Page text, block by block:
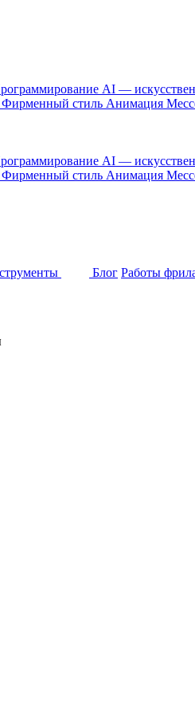
AI —
Фирменный стиль Анимация
AI —
Фирменный стиль Анимация
Блог Работы